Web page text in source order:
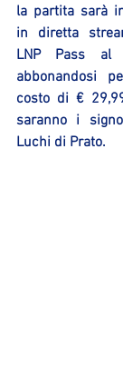
la partita sarà
in diretta
LNP Pass
abbonandosi
costo di €
saranno i
Luchi di Prato.